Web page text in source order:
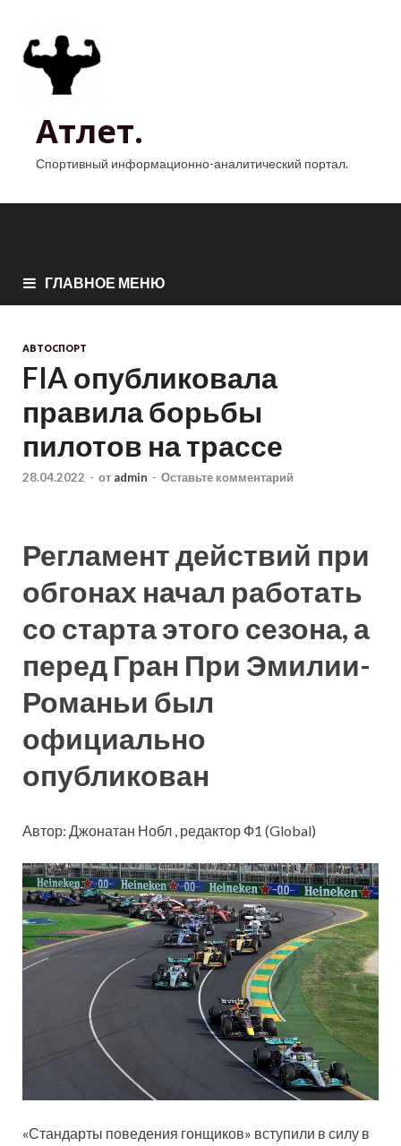
Атлет.
Спортивный информационно-аналитический портал.
ГЛАВНОЕ МЕНЮ
АВТОСПОРТ
FIA опубликовала
правила борьбы
пилотов на трассе
28.04.2022 - от admin - Оставьте комментарий
Регламент действий при
обгонах начал работать
со старта этого сезона, а
перед Гран При Эмилии-
Романьи был
официально
опубликован
Автор: Джонатан Нобл , редактор Ф1 (Global)
«Стандарты поведения гонщиков» вступили в силу в